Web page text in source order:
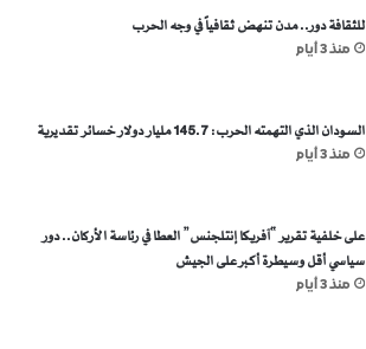
للثقافة دور.. مدن تنهض ثقافياً في وجه الحرب
منذ 3 أيام
السودان الذي التهمته الحرب: 145.7 مليار دولار خسائر تقديرية
منذ 3 أيام
على خلفية تقرير “آفريكا إنتلجنس” العطا في رئاسة الأركان.. دور
سياسي أقل وسيطرة أكبر على الجيش
منذ 3 أيام